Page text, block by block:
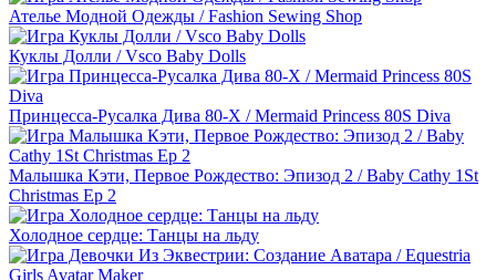
Ателье Модной Одежды / Fashion Sewing Shop
Куклы Долли / Vsco Baby Dolls
Принцесса-Русалка Дива 80-Х / Mermaid Princess 80S Diva
Малышка Кэти, Первое Рождество: Эпизод 2 / Baby Cathy 1St
Christmas Ep 2
Холодное сердце: Танцы на льду